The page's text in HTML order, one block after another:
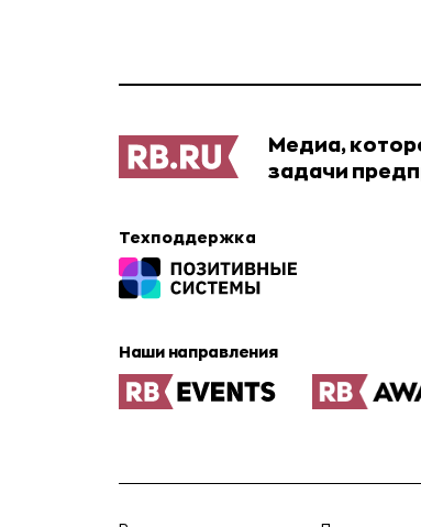
Медиа,
задачи
Техподдержка
Наши направления